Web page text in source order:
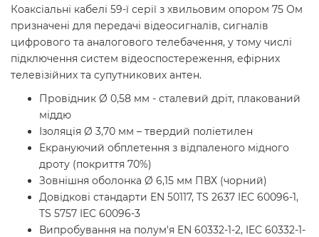
Коаксіальні кабелі 59-ї серії з хвильовим опором 75 Ом
призначені для передачі відеосигналів, сигналів
цифрового та аналогового телебачення, у тому числі
підключення систем відеоспостереження, ефірних
телевізійних та супутникових антен.
Провідник Ø 0,58 мм - сталевий дріт, плакований
міддю
Ізоляція Ø 3,70 мм – твердий поліетилен
Екрануючий обплетення з відпаленого мідного
дроту (покриття 70%)
Зовнішня оболонка Ø 6,15 мм ПВХ (чорний)
Довідкові стандарти EN 50117, TS 2637 IEC 60096-1,
TS 5757 IEC 60096-3
Випробування на полум'я EN 60332-1-2, IEC 60332-1-